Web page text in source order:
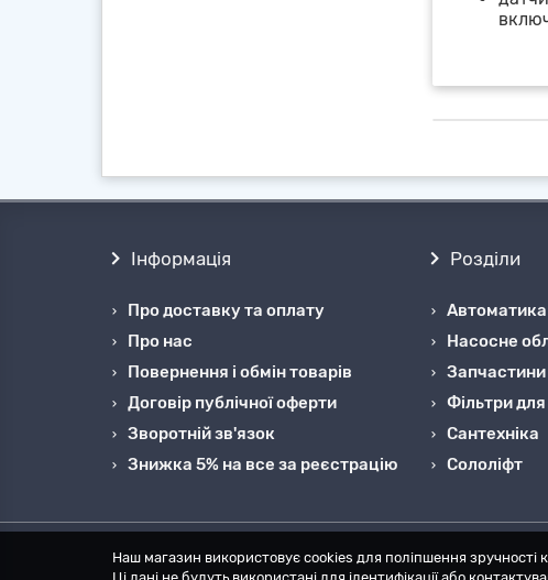
або
Наш магазин використовує cookies для поліпшення зручності
Інформація
Про доставку та оплату
Про нас
Повернення і обмін товарів
Договір публічної оферти
Зворотній зв'язок
Знижка 5% на все за реєстрацію
Розділи
Автоматика
Насосне
Запчастини
Фільтри
Сантехніка
Cололіфт